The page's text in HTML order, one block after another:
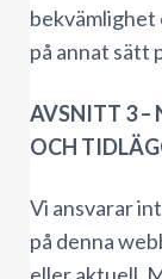
bekvämlighet
på annat sätt
AVSNITT 3 –
OCH
Vi ansvarar
på denna